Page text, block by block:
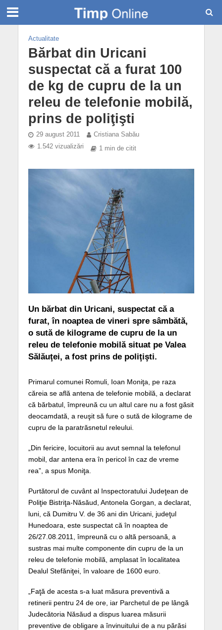
Actualitate
Bărbat din Uricani
suspectat că a furat 100
de kg de cupru de la un
releu de telefonie mobilă,
prins de poliţişti
29 august 2011
Cristiana Sabău
1.542 vizualizări
1 min de citit
Un bărbat din Uricani, suspectat că a
furat, în noaptea de vineri spre sâmbătă,
o sută de kilograme de cupru de la un
releu de telefonie mobilă situat pe Valea
Sălăuţei, a fost prins de poliţişti.
Primarul comunei Romuli, Ioan Moniţa, pe raza
căreia se află antena de telefonie mobilă, a declarat
că bărbatul, împreună cu un altul care nu a fost găsit
deocamdată, a reuşit să fure o sută de kilograme de
cupru de la paratrăsnetul releului.
„Din fericire, locuitorii au avut semnal la telefonul
mobil, dar antena era în pericol în caz de vreme
rea”, a spus Moniţa.
Purtătorul de cuvânt al Inspectoratului Judeţean de
Poliţie Bistriţa-Năsăud, Antonela Gorgan, a declarat,
luni, că Dumitru V. de 36 ani din Uricani, judeţul
Hunedoara, este suspectat că în noaptea de
26/27.08.2011, împreună cu o altă persoană, a
sustras mai multe componente din cupru de la un
releu de telefonie mobilă, amplasat în localitatea
Dealul Stefăniţei, în valoare de 1600 euro.
„Faţă de acesta s-a luat măsura preventivă a
retinerii pentru 24 de ore, iar Parchetul de pe lângă
Judecătoria Năsăud a dispus luarea măsurii
preventive de obligare a învinuitului de a nu părăsi